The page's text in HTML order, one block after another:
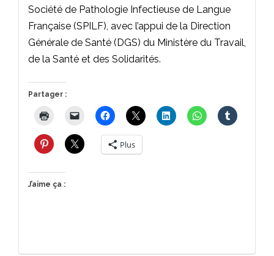
Société de Pathologie Infectieuse de Langue
Française (SPILF), avec l’appui de la Direction
Générale de Santé (DGS) du Ministère du Travail,
de la Santé et des Solidarités.
Partager :
Plus
J’aime ça :